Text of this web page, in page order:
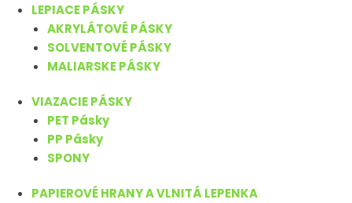
LEPIACE PÁSKY
AKRYLÁTOVÉ PÁSKY
SOLVENTOVÉ PÁSKY
MALIARSKE PÁSKY
VIAZACIE PÁSKY
PET Pásky
PP Pásky
SPONY
PAPIEROVÉ HRANY A VLNITÁ LEPENKA